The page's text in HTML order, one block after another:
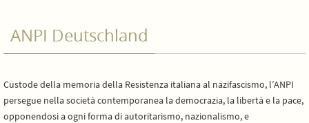
ANPI Deutschland
Custode della memoria della Resistenza italiana al nazifascismo, l’ANPI
persegue nella società contemporanea la democrazia, la libertà e la pace,
opponendosi a ogni forma di autoritarismo, nazionalismo, e